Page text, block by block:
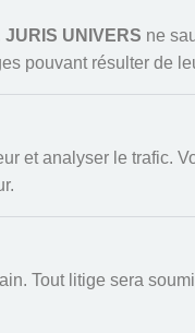
JURIS UNIVERS ne
pouvant résulter de
et analyser le trafic.
Tout litige sera